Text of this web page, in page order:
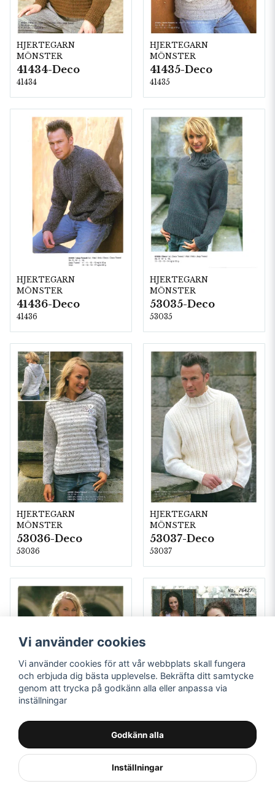
HJERTEGARN
MÖNSTER
41434-Deco
41434
HJERTEGARN
MÖNSTER
41435-Deco
41435
HJERTEGARN
MÖNSTER
41436-Deco
41436
HJERTEGARN
MÖNSTER
53035-Deco
53035
HJERTEGARN
MÖNSTER
53036-Deco
53036
HJERTEGARN
MÖNSTER
53037-Deco
53037
HJERTEGARN
MÖNSTER
53038-Deco
HJERTEGARN
76427-Deco
Vi använder cookies
Vi använder cookies för att vår webbplats skall fungera
och erbjuda dig bästa upplevelse. Bekräfta ditt samtycke
genom att trycka på godkänn alla eller anpassa via
inställningar
Godkänn alla
Inställningar